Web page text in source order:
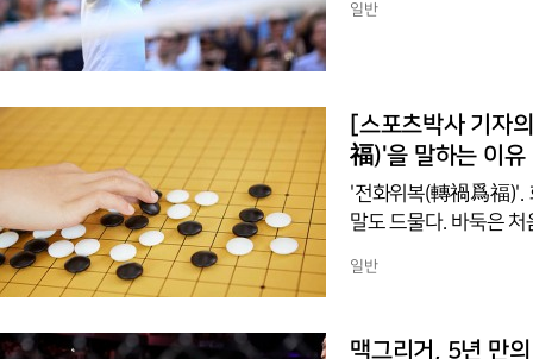
에 오른 그는 메이저
접전 끝에 츠베레프에
일반
[스포츠박사 기자의 스포츠
福)'을 말하는 이유
'전화위복(轉禍爲福)'.
말도 드물다. 바둑은
福) 복전위화(福轉爲禍
현재의 행복을 자만할
일반
맥그리거, 5년 만